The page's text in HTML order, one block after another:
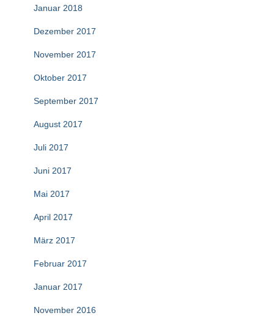
Januar 2018
Dezember 2017
November 2017
Oktober 2017
September 2017
August 2017
Juli 2017
Juni 2017
Mai 2017
April 2017
März 2017
Februar 2017
Januar 2017
November 2016